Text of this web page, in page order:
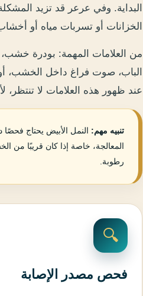
البداية. وفي عرعر قد تزيد
الخزانات أو تسربات مياه أو
من العلامات المهمة: بودرة
الباب، صوت فراغ داخل الخشب،
عند ظهور هذه العلامات لا تنتظر،
تنبيه مهم: النمل الأبيض يحتاج فحصًا
المعالجة، خاصة إذا كان قريبًا من
رطوبة.
🔍
فحص مصدر الإصابة